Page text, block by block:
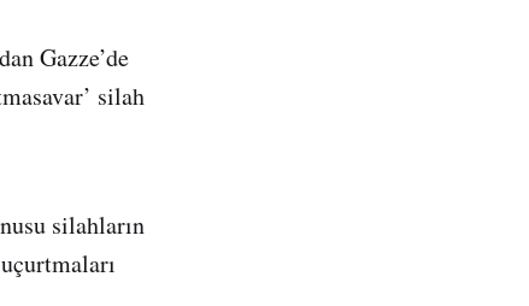
Gazze’de
silah
silahların